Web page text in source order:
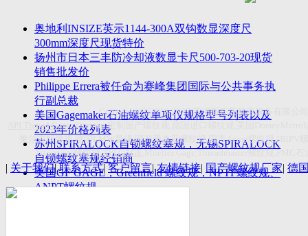
美国B2段差尺/间隙段差尺GAPSG/NMSG/GRIP-
004/CFM-095代理商
2023年美国Universal Punch圆度仪价格表，国产
定制跳动量仪
波音一季度营收增近三成超预期，近五年季度交
付数量首超空客
奥地利INSIZE英示1144-300A双钩数显深度尺
300mm深度尺现货特价
扬州市日本三丰防冷却液数显卡尺500-703-20现货
销售批发价
Philippe Errera被任命为赛峰集团国际与公共事务执
行副总裁
美国Gagemaker石油螺纹单项仪规格型号列表以及
2023年价格列表
苏州SPIRALOCK自锁螺纹塞规，无锡SPIRALOCK
自锁螺纹塞规经销商
美国GF GAGE，Greenfield 螺纹规，NPTF螺纹规、
ANPT螺纹规
Copyright(C)2026-2027苏州斯托茨机电设备有限公司
API Thread Gage, Sitemap,定制国产螺纹规
莱尔麦斯量规,德国 LMW量规,国产爱克母螺纹规 ,国产Acme 螺纹规,HBPV
Titecswiss螺纹规 ,API GAGE
| 关于我们|联系方式| 客户留言|友情链接| 国产螺纹规厂家| 德